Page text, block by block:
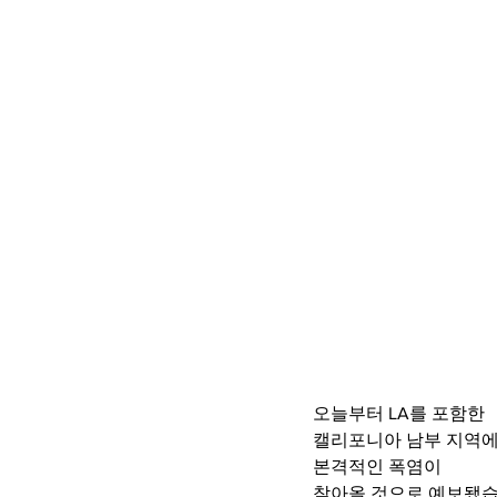
오늘부터 LA를 포함한
캘리포니아 남부 지역에
본격적인 폭염이